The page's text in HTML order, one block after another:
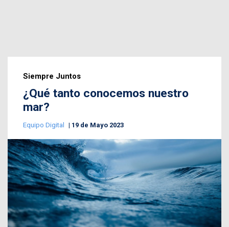
Siempre Juntos
¿Qué tanto conocemos nuestro
mar?
Equipo Digital 19 de Mayo 2023